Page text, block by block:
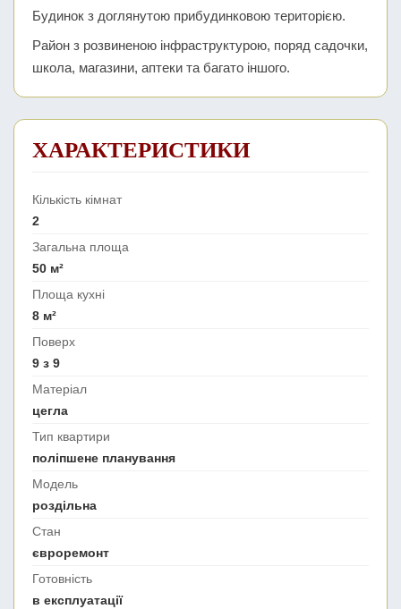
Будинок з доглянутою прибудинковою територією.
Район з розвиненою інфраструктурою, поряд садочки,
школа, магазини, аптеки та багато іншого.
ХАРАКТЕРИСТИКИ
Кількість кімнат
2
Загальна площа
50 м²
Площа кухні
8 м²
Поверх
9 з 9
Матеріал
цегла
Тип квартири
поліпшене планування
Модель
роздільна
Стан
євроремонт
Готовність
в експлуатації